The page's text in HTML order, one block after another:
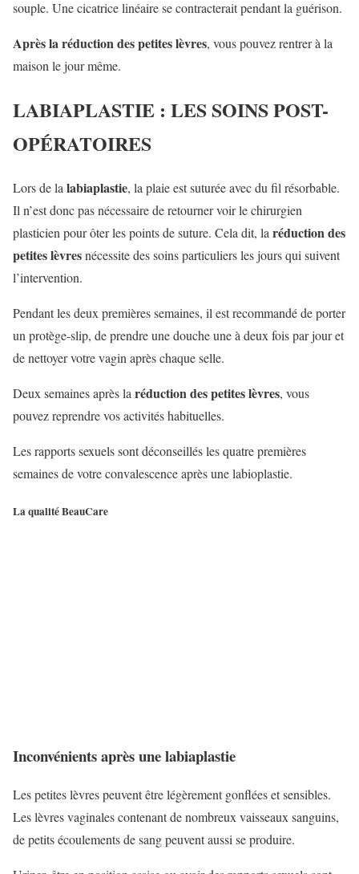
souple. Une cicatrice linéaire se contracterait pendant la guérison.
Après la réduction des petites lèvres, vous pouvez rentrer à la
maison le jour même.
LABIAPLASTIE : LES SOINS POST-
OPÉRATOIRES
Lors de la labiaplastie, la plaie est suturée avec du fil résorbable.
Il n’est donc pas nécessaire de retourner voir le chirurgien
plasticien pour ôter les points de suture. Cela dit, la réduction des
petites lèvresnécessite des soins particuliers les jours qui suivent
l’intervention.
Pendant les deux premières semaines, il est recommandé de porter
un protège-slip, de prendre une douche une à deux fois par jour et
de nettoyer votre vagin après chaque selle.
Deux semaines après la réduction des petites lèvres, vous
pouvez reprendre vos activités habituelles.
Les rapports sexuels sont déconseillés les quatre premières
semaines de votre convalescence après une labioplastie.
La qualité BeauCare
Inconvénients après une labiaplastie
Les petites lèvres peuvent être légèrement gonflées et sensibles.
Les lèvres vaginales contenant de nombreux vaisseaux sanguins,
de petits écoulements de sang peuvent aussi se produire.